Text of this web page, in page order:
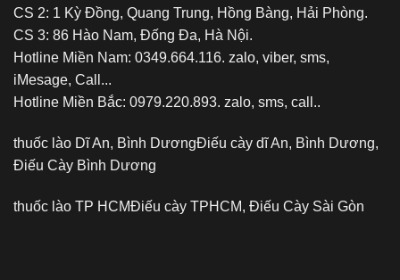
CS 2: 1 Kỳ Đồng, Quang Trung, Hồng Bàng, Hải Phòng.
CS 3: 86 Hào Nam, Đống Đa, Hà Nội.
Hotline Miền Nam: 0349.664.116. zalo, viber, sms,
iMesage, Call...
Hotline Miền Bắc: 0979.220.893. zalo, sms, call..
thuốc lào Dĩ An, Bình DươngĐiếu cày dĩ An, Bình Dương,
Điếu Cày Bình Dương
thuốc lào TP HCMĐiếu cày TPHCM, Điếu Cày Sài Gòn